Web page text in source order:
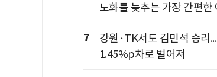
노화를 늦추는 가장 간편한
7
강원·TK서도 김민석 승리
1.45%p차로 벌어져